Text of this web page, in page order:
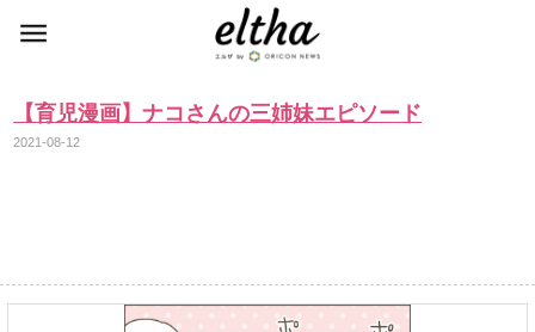
【育児漫画】ナコさんの三姉妹エピソード
2021-08-12